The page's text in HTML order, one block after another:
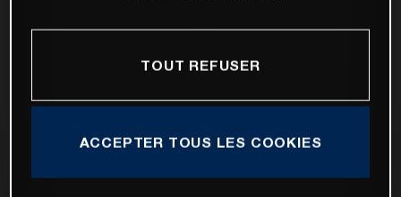
TOUT REFUSER
ACCEPTER TOUS LES COOKIES